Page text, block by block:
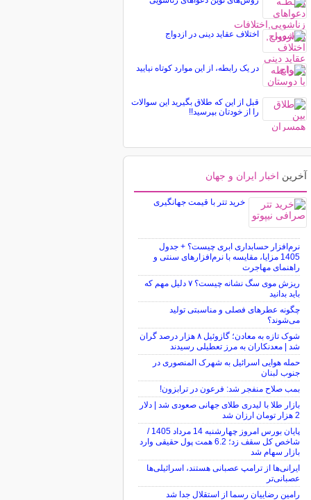
اختلاف عقاید دینی در ازدواج
در یک رابطه، از این موارد کوتاه نیایید
قبل از این که طلاق بگیرید این سوالات
را از خودتان بپرسید!!
آخرین اخبار ایران و جهان
خرید تتر با قیمت جهانگیری
نرم‌افزار حسابداری ابری چیست؟ + جدول
1405 مزایا، مقایسه با نرم‌افزارهای سنتی و
راهنمای مهاجرت
ریزش موی سگ نشانه چیست؟ ۷ دلیل مهم که
باید بدانید
چگونه عطرهای فصلی و مناسبتی تولید
می‌شوند؟
شوک تازه به معادن؛ گازوئیل ۸ هزار درصد گران
شد | معدنکاران به مرز تعطیلی رسیدند
حمله هوایی اسرائیل به شهرک المنصوری در
جنوب لبنان
بمب صلاح منفجر شد: فرعون در ترابزون!
بازار طلا با لیدری طلای جهانی صعودی شد | دلار
2 هزار تومان ارزان شد
پایان بورس امروز چهارشنبه 14 مرداد 1405 /
شاخص کل سقف زد؛ 6.2 همت پول حقیقی وارد
بازار سهام شد
ایرانی‌ها از ترامپ عصبانی هستند، اسرائیلی‌ها
عصبانی‌تر
رامین رضاییان رسما از استقلال جدا شد